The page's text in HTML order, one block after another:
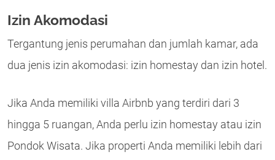
Izin Akomodasi
Tergantung jenis perumahan dan jumlah kamar, ada
dua jenis izin akomodasi: izin homestay dan izin hotel.
Jika Anda memiliki villa Airbnb yang terdiri dari 3
hingga 5 ruangan, Anda perlu izin homestay atau izin
Pondok Wisata. Jika properti Anda memiliki lebih dari